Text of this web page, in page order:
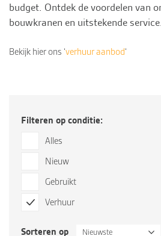
budget. Ontdek de voordelen van
bouwkranen en uitstekendeservice.
Bekijk hier ons ‘verhuur aanbod‘
Filteren op conditie:
Alles
Nieuw
Gebruikt
Verhuur
Sorteren op Nieuwste